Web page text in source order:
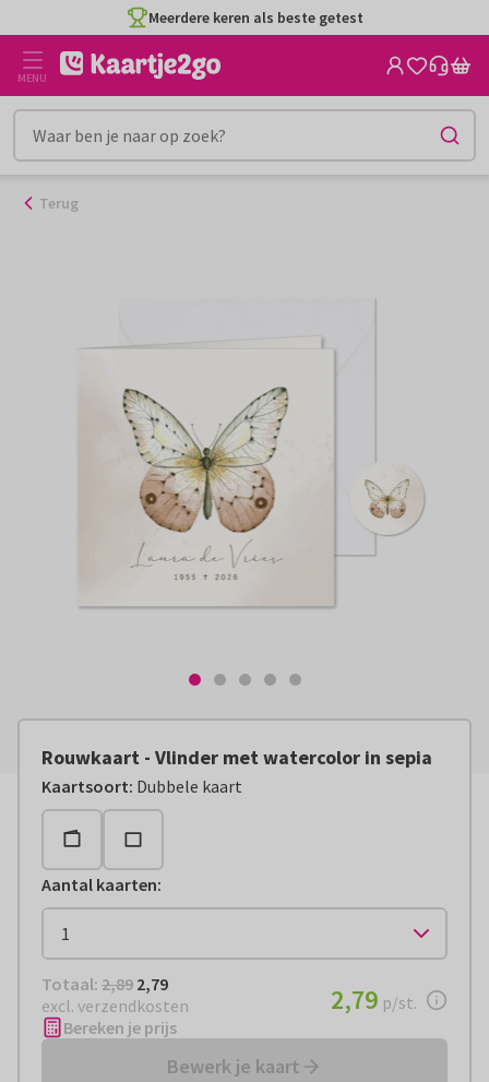
naar
inhoud
Meerdere keren als beste getest
MENU
Terug
Rouwkaart - Vlinder met watercolor in sepia
Kaartsoort: Dubbele kaart
Aantal kaarten:
Totaal: € 2,79
Totaal: 2,89 2,79
excl. verzendkosten
€ 2,79per stuk
2,79 p/st.
Bereken je prijs
Bewerk je kaart